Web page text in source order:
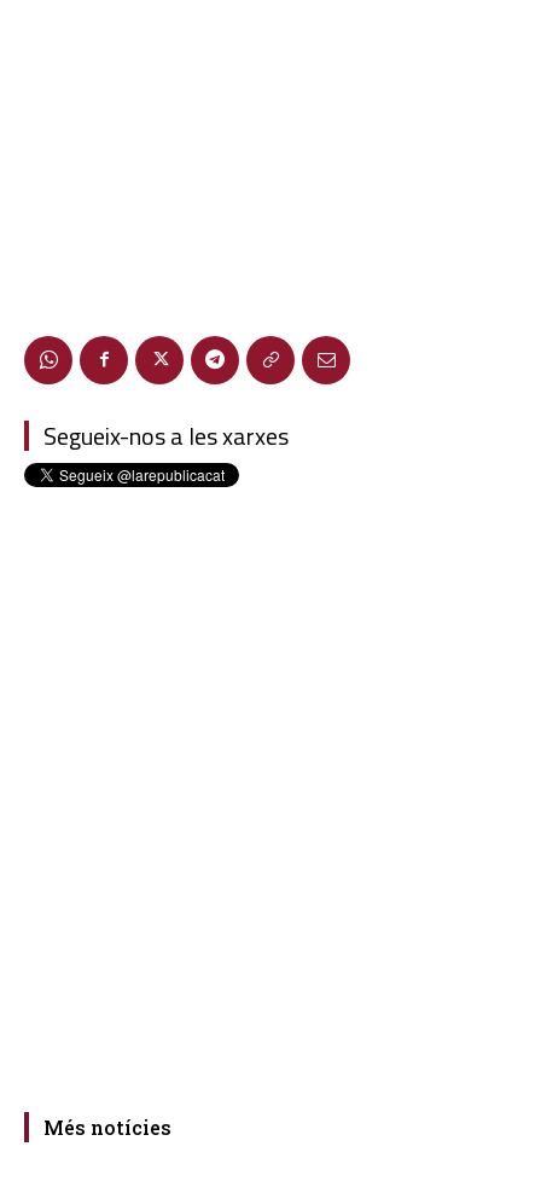
Segueix-nos a les xarxes
Més notícies